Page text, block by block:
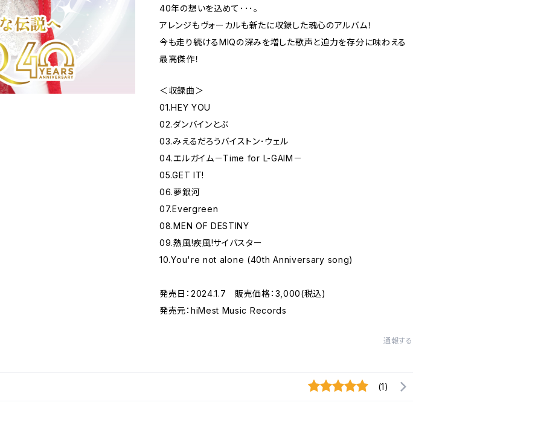
40年の想いを込めて･･･。
アレンジもヴォーカルも新たに収録した魂心のアルバム！
今も走り続けるMIQの深みを増した歌声と迫力を存分に味わえる
最高傑作！
＜収録曲＞
01.HEY YOU
02.ダンバインとぶ
03.みえるだろうバイストン･ウェル
04.エルガイム－Time for L-GAIM－
05.GET IT!
06.夢銀河
07.Evergreen
08.MEN OF DESTINY
09.熱風!疾風!サイバスター
10.You're not alone (40th Anniversary song)
発売日：2024.1.7 販売価格：3,000(税込)
発売元：hiMest Music Records
通報する
(1)